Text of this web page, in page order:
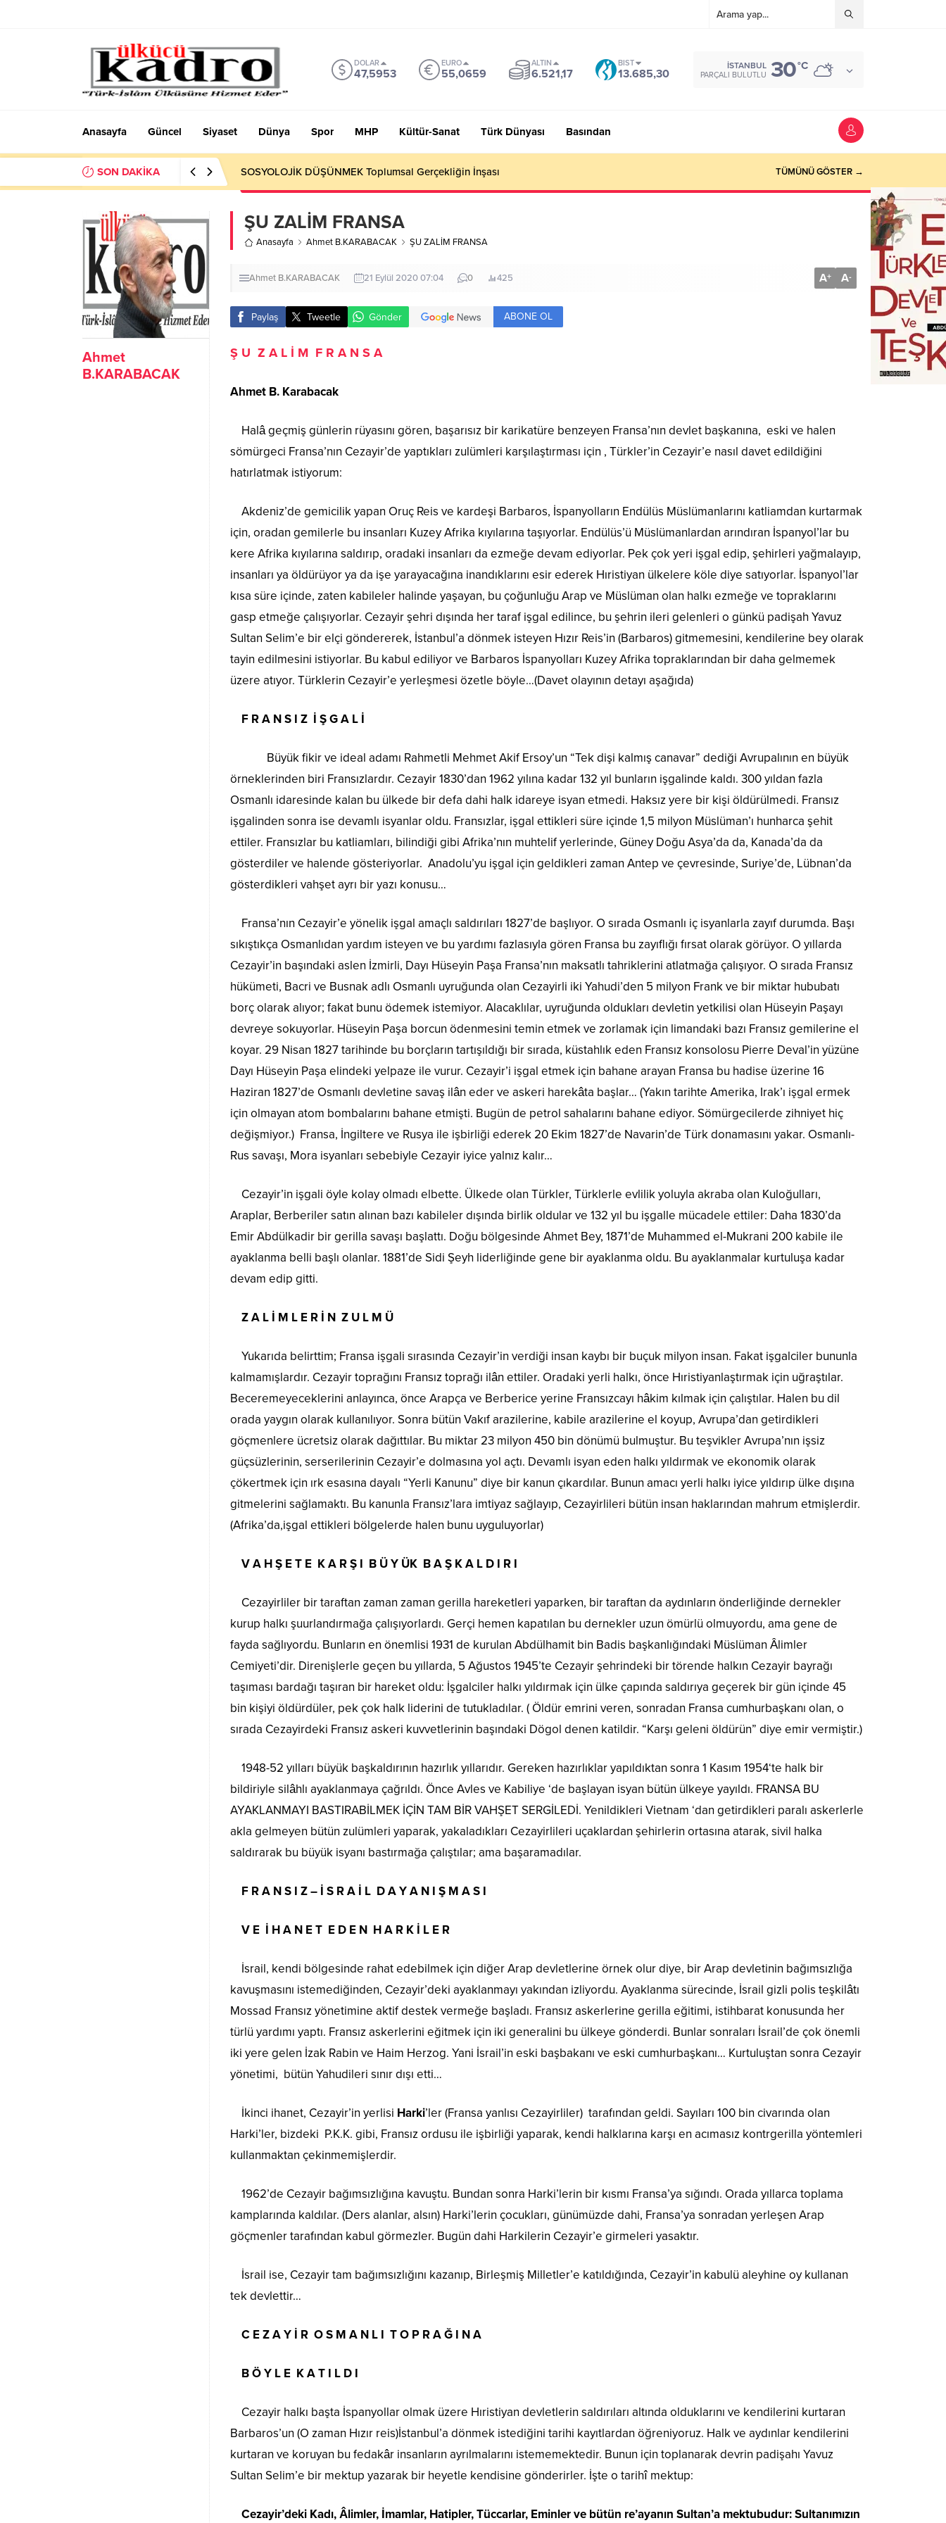
DOLAR
47,5953
EURO
55,0659
ALTIN
6.521,17
BIST
13.685,30
İSTANBUL
PARÇALI BULUTLU 30°C
Anasayfa Güncel Siyaset Dünya Spor MHP Kültür-Sanat Türk Dünyası Basından
SON DAKİKA Okumayı Pek de Sevmiyoruz Herhalde TÜMÜNÜ GÖSTER →
Ahmet
B.KARABACAK
ŞU ZALİM FRANSA
Anasayfa Ahmet B.KARABACAK ŞU ZALİM FRANSA
Ahmet B.KARABACAK 21 Eylül 2020 07:04 0 425 A+ A-
Paylaş Tweetle Gönder ABONE OL
Ş U Z A L İ M F R A N S A
Ahmet B. Karabacak
Halâ geçmiş günlerin rüyasını gören, başarısız bir karikatüre benzeyen Fransa’nın devlet başkanına, eski ve halen
sömürgeci Fransa’nın Cezayir’de yaptıkları zulümleri karşılaştırması için , Türkler’in Cezayir’e nasıl davet edildiğini
hatırlatmak istiyorum:
Akdeniz’de gemicilik yapan Oruç Reis ve kardeşi Barbaros, İspanyolların Endülüs Müslümanlarını katliamdan kurtarmak
için, oradan gemilerle bu insanları Kuzey Afrika kıyılarına taşıyorlar. Endülüs’ü Müslümanlardan arındıran İspanyol’lar bu
kere Afrika kıyılarına saldırıp, oradaki insanları da ezmeğe devam ediyorlar. Pek çok yeri işgal edip, şehirleri yağmalayıp,
insanları ya öldürüyor ya da işe yarayacağına inandıklarını esir ederek Hıristiyan ülkelere köle diye satıyorlar. İspanyol’lar
kısa süre içinde, zaten kabileler halinde yaşayan, bu çoğunluğu Arap ve Müslüman olan halkı ezmeğe ve topraklarını
gasp etmeğe çalışıyorlar. Cezayir şehri dışında her taraf işgal edilince, bu şehrin ileri gelenleri o günkü padişah Yavuz
Sultan Selim’e bir elçi göndererek, İstanbul’a dönmek isteyen Hızır Reis’in (Barbaros) gitmemesini, kendilerine bey olarak
tayin edilmesini istiyorlar. Bu kabul ediliyor ve Barbaros İspanyolları Kuzey Afrika topraklarından bir daha gelmemek
üzere atıyor. Türklerin Cezayir’e yerleşmesi özetle böyle…(Davet olayının detayı aşağıda)
F R A N S I Z İ Ş G A L İ
Büyük fikir ve ideal adamı Rahmetli Mehmet Akif Ersoy’un “Tek dişi kalmış canavar” dediği Avrupalının en büyük
örneklerinden biri Fransızlardır. Cezayir 1830’dan 1962 yılına kadar 132 yıl bunların işgalinde kaldı. 300 yıldan fazla
Osmanlı idaresinde kalan bu ülkede bir defa dahi halk idareye isyan etmedi. Haksız yere bir kişi öldürülmedi. Fransız
işgalinden sonra ise devamlı isyanlar oldu. Fransızlar, işgal ettikleri süre içinde 1,5 milyon Müslüman’ı hunharca şehit
ettiler. Fransızlar bu katliamları, bilindiği gibi Afrika’nın muhtelif yerlerinde, Güney Doğu Asya’da da, Kanada’da da
gösterdiler ve halende gösteriyorlar. Anadolu’yu işgal için geldikleri zaman Antep ve çevresinde, Suriye’de, Lübnan’da
gösterdikleri vahşet ayrı bir yazı konusu…
Fransa’nın Cezayir’e yönelik işgal amaçlı saldırıları 1827’de başlıyor. O sırada Osmanlı iç isyanlarla zayıf durumda. Başı
sıkıştıkça Osmanlıdan yardım isteyen ve bu yardımı fazlasıyla gören Fransa bu zayıflığı fırsat olarak görüyor. O yıllarda
Cezayir’in başındaki aslen İzmirli, Dayı Hüseyin Paşa Fransa’nın maksatlı tahriklerini atlatmağa çalışıyor. O sırada Fransız
hükümeti, Bacri ve Busnak adlı Osmanlı uyruğunda olan Cezayirli iki Yahudi’den 5 milyon Frank ve bir miktar hububatı
borç olarak alıyor; fakat bunu ödemek istemiyor. Alacaklılar, uyruğunda oldukları devletin yetkilisi olan Hüseyin Paşayı
devreye sokuyorlar. Hüseyin Paşa borcun ödenmesini temin etmek ve zorlamak için limandaki bazı Fransız gemilerine el
koyar. 29 Nisan 1827 tarihinde bu borçların tartışıldığı bir sırada, küstahlık eden Fransız konsolosu Pierre Deval’in yüzüne
Dayı Hüseyin Paşa elindeki yelpaze ile vurur. Cezayir’i işgal etmek için bahane arayan Fransa bu hadise üzerine 16
Haziran 1827’de Osmanlı devletine savaş ilân eder ve askeri harekâta başlar… (Yakın tarihte Amerika, Irak’ı işgal ermek
için olmayan atom bombalarını bahane etmişti. Bugün de petrol sahalarını bahane ediyor. Sömürgecilerde zihniyet hiç
değişmiyor.) Fransa, İngiltere ve Rusya ile işbirliği ederek 20 Ekim 1827’de Navarin’de Türk donamasını yakar. Osmanlı-
Rus savaşı, Mora isyanları sebebiyle Cezayir iyice yalnız kalır…
Cezayir’in işgali öyle kolay olmadı elbette. Ülkede olan Türkler, Türklerle evlilik yoluyla akraba olan Kuloğulları,
Araplar, Berberiler satın alınan bazı kabileler dışında birlik oldular ve 132 yıl bu işgalle mücadele ettiler: Daha 1830’da
Emir Abdülkadir bir gerilla savaşı başlattı. Doğu bölgesinde Ahmet Bey, 1871’de Muhammed el-Mukrani 200 kabile ile
ayaklanma belli başlı olanlar. 1881’de Sidi Şeyh liderliğinde gene bir ayaklanma oldu. Bu ayaklanmalar kurtuluşa kadar
devam edip gitti.
Z A L İ M L E R İ N Z U L M Ü
Yukarıda belirttim; Fransa işgali sırasında Cezayir’in verdiği insan kaybı bir buçuk milyon insan. Fakat işgalciler bununla
kalmamışlardır. Cezayir toprağını Fransız toprağı ilân ettiler. Oradaki yerli halkı, önce Hıristiyanlaştırmak için uğraştılar.
Beceremeyeceklerini anlayınca, önce Arapça ve Berberice yerine Fransızcayı hâkim kılmak için çalıştılar. Halen bu dil
orada yaygın olarak kullanılıyor. Sonra bütün Vakıf arazilerine, kabile arazilerine el koyup, Avrupa’dan getirdikleri
göçmenlere ücretsiz olarak dağıttılar. Bu miktar 23 milyon 450 bin dönümü bulmuştur. Bu teşvikler Avrupa’nın işsiz
güçsüzlerinin, serserilerinin Cezayir’e dolmasına yol açtı. Devamlı isyan eden halkı yıldırmak ve ekonomik olarak
çökertmek için ırk esasına dayalı “Yerli Kanunu” diye bir kanun çıkardılar. Bunun amacı yerli halkı iyice yıldırıp ülke dışına
gitmelerini sağlamaktı. Bu kanunla Fransız’lara imtiyaz sağlayıp, Cezayirlileri bütün insan haklarından mahrum etmişlerdir.
(Afrika’da,işgal ettikleri bölgelerde halen bunu uyguluyorlar)
V A H Ş E T E K A R Ş I B Ü Y ÜK B A Ş K A L D I R I
Cezayirliler bir taraftan zaman zaman gerilla hareketleri yaparken, bir taraftan da aydınların önderliğinde dernekler
kurup halkı şuurlandırmağa çalışıyorlardı. Gerçi hemen kapatılan bu dernekler uzun ömürlü olmuyordu, ama gene de
fayda sağlıyordu. Bunların en önemlisi 1931 de kurulan Abdülhamit bin Badis başkanlığındaki Müslüman Âlimler
Cemiyeti’dir. Direnişlerle geçen bu yıllarda, 5 Ağustos 1945’te Cezayir şehrindeki bir törende halkın Cezayir bayrağı
taşıması bardağı taşıran bir hareket oldu: İşgalciler halkı yıldırmak için ülke çapında saldırıya geçerek bir gün içinde 45
bin kişiyi öldürdüler, pek çok halk liderini de tutukladılar. ( Öldür emrini veren, sonradan Fransa cumhurbaşkanı olan, o
sırada Cezayirdeki Fransız askeri kuvvetlerinin başındaki Dögol denen katildir. “Karşı geleni öldürün” diye emir vermiştir.)
1948-52 yılları büyük başkaldırının hazırlık yıllarıdır. Gereken hazırlıklar yapıldıktan sonra 1 Kasım 1954‘te halk bir
bildiriyle silâhlı ayaklanmaya çağrıldı. Önce Avles ve Kabiliye ‘de başlayan isyan bütün ülkeye yayıldı. FRANSA BU
AYAKLANMAYI BASTIRABİLMEK İÇİN TAM BİR VAHŞET SERGİLEDİ. Yenildikleri Vietnam ‘dan getirdikleri paralı askerlerle
akla gelmeyen bütün zulümleri yaparak, yakaladıkları Cezayirlileri uçaklardan şehirlerin ortasına atarak, sivil halka
saldırarak bu büyük isyanı bastırmağa çalıştılar; ama başaramadılar.
F R A N S I Z – İ S R A İ L D A Y A N I Ş M A S I
V E İ H A N E T E D E N H A R K İ L E R
İsrail, kendi bölgesinde rahat edebilmek için diğer Arap devletlerine örnek olur diye, bir Arap devletinin bağımsızlığa
kavuşmasını istemediğinden, Cezayir’deki ayaklanmayı yakından izliyordu. Ayaklanma sürecinde, İsrail gizli polis teşkilâtı
Mossad Fransız yönetimine aktif destek vermeğe başladı. Fransız askerlerine gerilla eğitimi, istihbarat konusunda her
türlü yardımı yaptı. Fransız askerlerini eğitmek için iki generalini bu ülkeye gönderdi. Bunlar sonraları İsrail’de çok önemli
iki yere gelen İzak Rabin ve Haim Herzog. Yani İsrail’in eski başbakanı ve eski cumhurbaşkanı… Kurtuluştan sonra Cezayir
yönetimi, bütün Yahudileri sınır dışı etti…
İkinci ihanet, Cezayir’in yerlisi Harki’ler (Fransa yanlısı Cezayirliler) tarafından geldi. Sayıları 100 bin civarında olan
Harki’ler, bizdeki P.K.K. gibi, Fransız ordusu ile işbirliği yaparak, kendi halklarına karşı en acımasız kontrgerilla yöntemleri
kullanmaktan çekinmemişlerdir.
1962’de Cezayir bağımsızlığına kavuştu. Bundan sonra Harki’lerin bir kısmı Fransa’ya sığındı. Orada yıllarca toplama
kamplarında kaldılar. (Ders alanlar, alsın) Harki’lerin çocukları, günümüzde dahi, Fransa’ya sonradan yerleşen Arap
göçmenler tarafından kabul görmezler. Bugün dahi Harkilerin Cezayir’e girmeleri yasaktır.
İsrail ise, Cezayir tam bağımsızlığını kazanıp, Birleşmiş Milletler’e katıldığında, Cezayir’in kabulü aleyhine oy kullanan
tek devlettir…
C E Z A Y İ R O S M A N L I T O P R A Ğ I N A
B Ö Y L E K A T I L D I
Cezayir halkı başta İspanyollar olmak üzere Hıristiyan devletlerin saldırıları altında olduklarını ve kendilerini kurtaran
Barbaros’un (O zaman Hızır reis)İstanbul’a dönmek istediğini tarihi kayıtlardan öğreniyoruz. Halk ve aydınlar kendilerini
kurtaran ve koruyan bu fedakâr insanların ayrılmalarını istememektedir. Bunun için toplanarak devrin padişahı Yavuz
Sultan Selim’e bir mektup yazarak bir heyetle kendisine gönderirler. İşte o tarihî mektup:
Cezayir’deki Kadı, Âlimler, İmamlar, Hatipler, Tüccarlar, Eminler ve bütün re’ayanın Sultan’a mektubudur: Sultanımızın